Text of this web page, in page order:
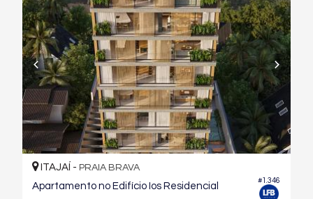
#1.346
ITAJAÍ - PRAIA BRAVA
Apartamento no Edifício Ios Residencial